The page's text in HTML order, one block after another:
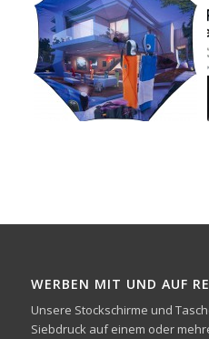
WERBEN MIT UND AUF
Unsere Stockschirme und
Siebdruck auf einem oder